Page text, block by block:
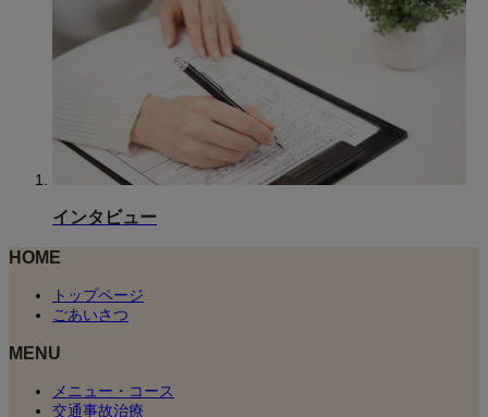
インタビュー
HOME
トップページ
ごあいさつ
MENU
メニュー・コース
交通事故治療